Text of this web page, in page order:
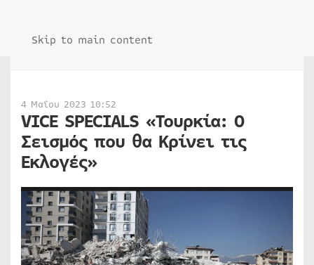
Skip to main content
4 Μαΐου 2023 10:52
VICE SPECIALS «Τουρκία: Ο
Σεισμός που θα Κρίνει τις
Εκλογές»